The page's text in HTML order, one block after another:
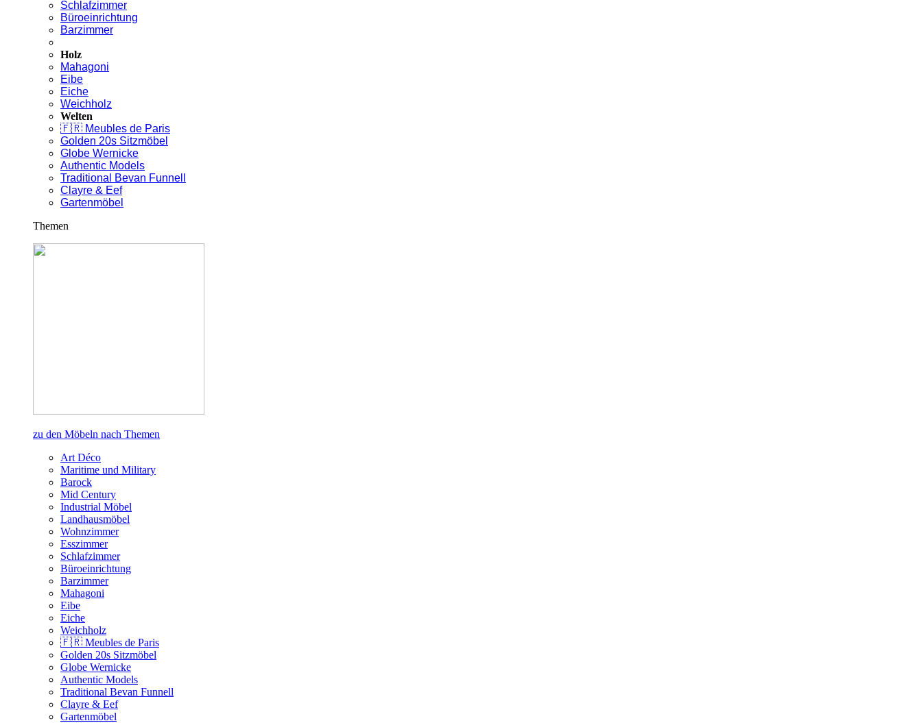
Schlafzimmer
Büroeinrichtung
Barzimmer
Holz
Mahagoni
Eibe
Eiche
Weichholz
Welten
🇫🇷 Meubles de Paris
Golden 20s Sitzmöbel
Globe Wernicke
Authentic Models
Traditional Bevan Funnell
Clayre & Eef
Gartenmöbel
Themen
zu den Möbeln nach Themen
Art Déco
Maritime und Military
Barock
Mid Century
Industrial Möbel
Landhausmöbel
Wohnzimmer
Esszimmer
Schlafzimmer
Büroeinrichtung
Barzimmer
Mahagoni
Eibe
Eiche
Weichholz
🇫🇷 Meubles de Paris
Golden 20s Sitzmöbel
Globe Wernicke
Authentic Models
Traditional Bevan Funnell
Clayre & Eef
Gartenmöbel